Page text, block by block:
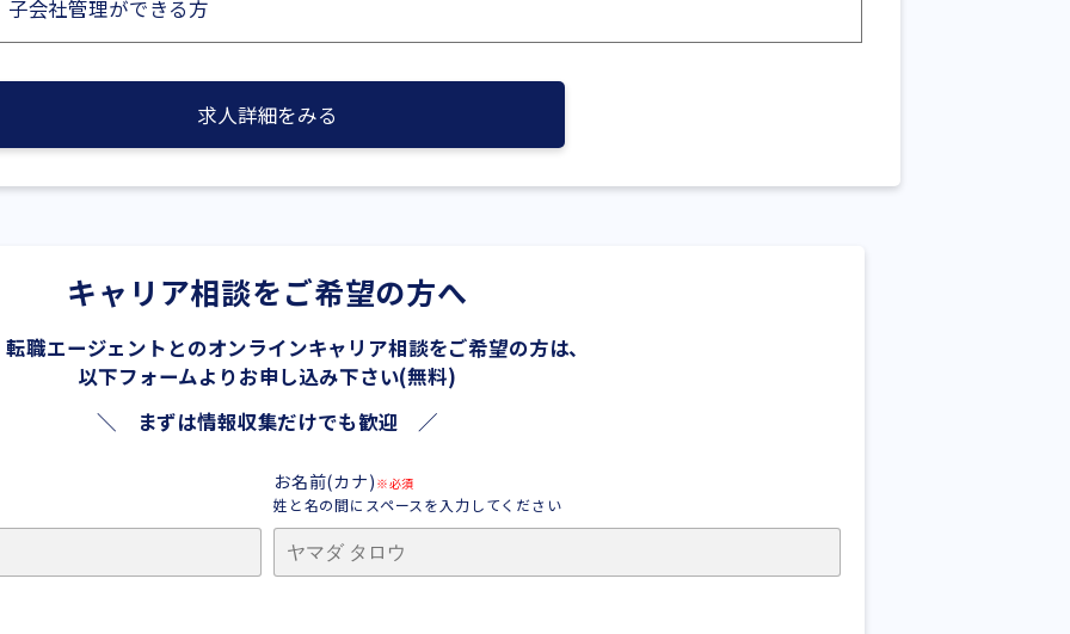
子会社管理ができる方
求人詳細をみる
キャリア相談をご希望の方へ
転職エージェントとのオンラインキャリア相談をご希望の方は、
以下フォームよりお申し込み下さい(無料)
＼ まずは情報収集だけでも歓迎 ／
お名前(カナ) ※必須
姓と名の間にスペースを入力してください